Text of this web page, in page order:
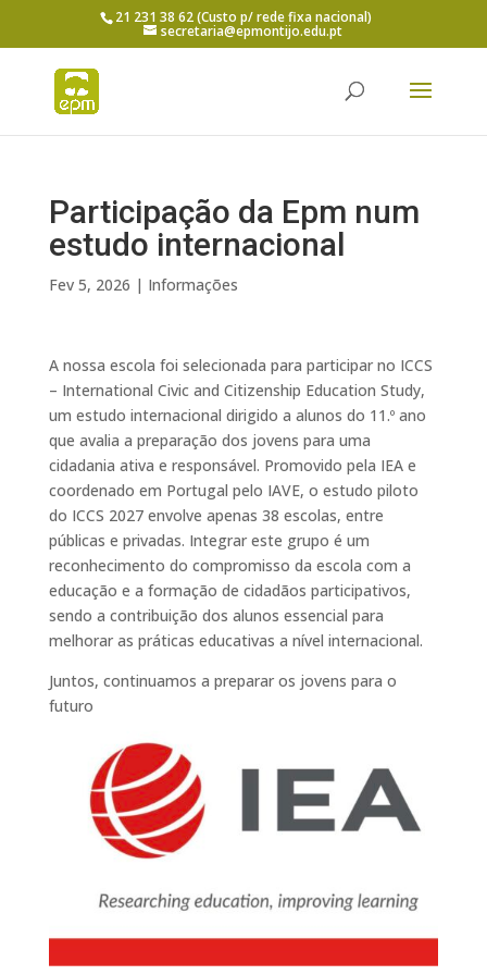
21 231 38 62 (Custo p/ rede fixa nacional)
secretaria@epmontijo.edu.pt
Participação da Epm num
estudo internacional
Fev 5, 2026 | Informações
A nossa escola foi selecionada para participar no ICCS
– International Civic and Citizenship Education Study,
um estudo internacional dirigido a alunos do 11.º ano
que avalia a preparação dos jovens para uma
cidadania ativa e responsável. Promovido pela IEA e
coordenado em Portugal pelo IAVE, o estudo piloto
do ICCS 2027 envolve apenas 38 escolas, entre
públicas e privadas. Integrar este grupo é um
reconhecimento do compromisso da escola com a
educação e a formação de cidadãos participativos,
sendo a contribuição dos alunos essencial para
melhorar as práticas educativas a nível internacional.
Juntos, continuamos a preparar os jovens para o
futuro